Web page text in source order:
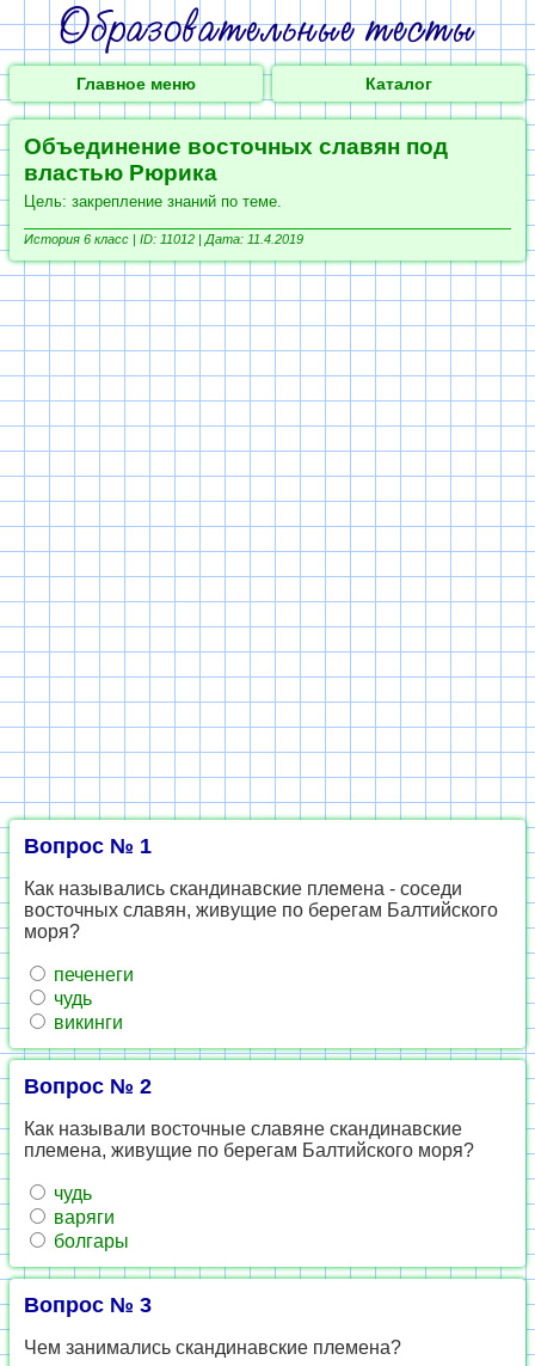
Главное меню Каталог
Объединение восточных славян под
властью Рюрика
Цель: закрепление знаний по теме.
История 6 класс | ID: 11012 | Дата: 11.4.2019
Вопрос № 1
Как назывались скандинавские племена - соседи
восточных славян, живущие по берегам Балтийского
моря?
печенеги
чудь
викинги
Вопрос № 2
Как называли восточные славяне скандинавские
племена, живущие по берегам Балтийского моря?
чудь
варяги
болгары
Вопрос № 3
Чем занимались скандинавские племена?